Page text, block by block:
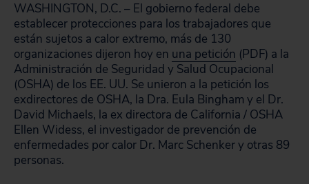
WASHINGTON, D.C. – El gobierno federal debe
establecer protecciones para los trabajadores que
están sujetos a calor extremo, más de 130
organizaciones dijeron hoy en una petición (PDF) a la
Administración de Seguridad y Salud Ocupacional
(OSHA) de los EE. UU. Se unieron a la petición los
exdirectores de OSHA, la Dra. Eula Bingham y el Dr.
David Michaels, la ex directora de California / OSHA
Ellen Widess, el investigador de prevención de
enfermedades por calor Dr. Marc Schenker y otras 89
personas.